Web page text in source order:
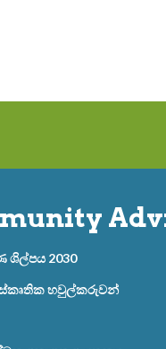
ශිල්පය 2030
හවුල්කරුවන්